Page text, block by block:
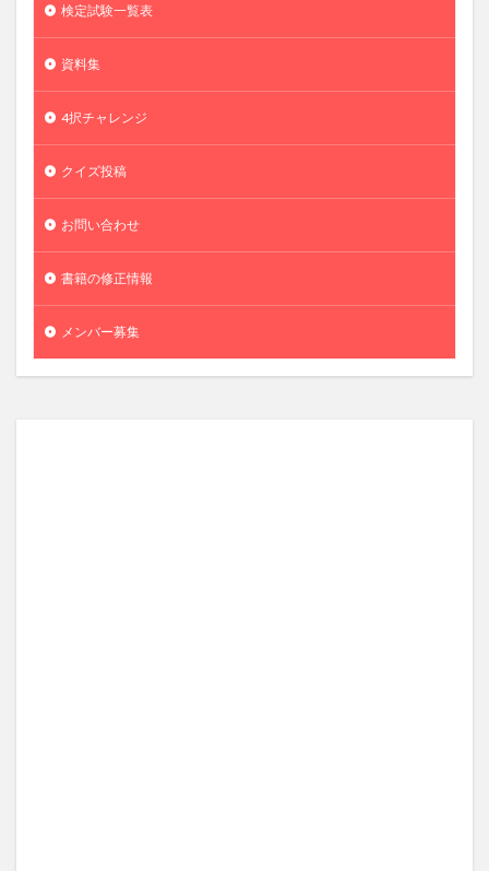
検定試験一覧表
資料集
4択チャレンジ
クイズ投稿
お問い合わせ
書籍の修正情報
メンバー募集